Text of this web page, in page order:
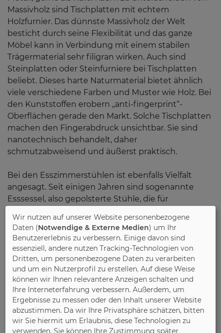
Massivholz sind Tischplatten mit echtem
Holzfurnier. Das dünnste Massivholz der Welt
besticht durch seine Flexibilität und das ganze
Möbel kann in Verbindung mit einem stabilen
Trägermaterial sehr filigran wirken. Auch sind
Steinplatten oder Steinfurniere bei Tischplatten
beliebt. Dieses harte Naturmaterial bietet ähnlich
viele verschiedene Farben und Muster wie Holz. Bei
den Kunststoffen erobern „anti-fingerprint“-
Oberflächen gerade den Markt. Solche Tischplatten
machen den Fingerabdruck unsichtbar. Sie sind
nanotechnisch behandelt, daher
schmutzabweisend und äußerst praktisch.
Bei den Esszimmerstühlen ist ebenfalls Vielfalt
angesagt. Seit einigen Jahren sind sogenannte
Esssessel, also gepolsterte Stühle, die für
moderner Esssessel ist heute ein komplexes Möbel.
Sein Gestell ist meist dynamisch, seine Polsterung
auf langes Sitzen ausgerichtet und sein Bezugsstoff
schmutzabweisend oder abwischbar. Der moderne
Esssessel ähnelt alles in allem dem ergonomisch
ausgereiften Bürostuhl und trägt somit zum
gesunden Sitzen bei. Neben den bequemen
Esssesseln kommt die gemütliche Essbank oder
auch Polsterbank im aktuellen Angebot zum
Esstisch dazu. Schon bei der Sitzplatzauswahl
Wir nutzen auf unserer Website personenbezogene
Daten (Notwendige & Externe Medien) um Ihr
Benutzererlebnis zu verbessern. Einige davon sind
essenziell, andere nutzen Tracking-Technologien von
Dritten, um personenbezogene Daten zu verarbeiten
und um ein Nutzerprofil zu erstellen. Auf diese Weise
können wir Ihnen relevantere Anzeigen schalten und
Ihre Interneterfahrung verbessern. Außerdem, um
Ergebnisse zu messen oder den Inhalt unserer Website
abzustimmen. Da wir Ihre Privatsphäre schätzen, bitten
wir Sie hiermit um Erlaubnis, diese Technologien zu
verwenden. Sie können Ihre Zustimmung später